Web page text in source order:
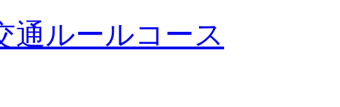
通ルールコース